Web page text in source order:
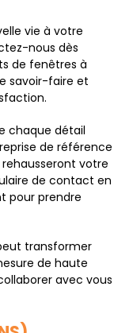
vie à votre
nous dès
de fenêtres à
savoir-faire et
chaque détail
de référence
votre
de contact en
pour prendre
transformer
de haute
avec vous